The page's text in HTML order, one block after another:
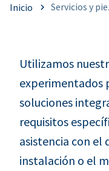
Inicio Servicios y
Utilizamos
experimentados
soluciones
requisitos
asistencia con el
instalación o el